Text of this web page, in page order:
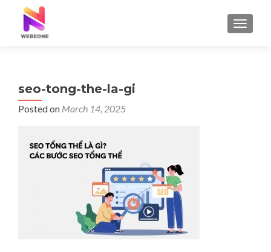
seo-tong-the-la-gi
Posted on March 14, 2025